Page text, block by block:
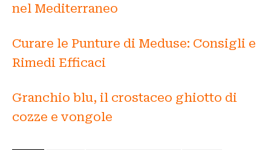
nel Mediterraneo
Curare le Punture di Meduse: Consigli e
Rimedi Efficaci
Granchio blu, il crostaceo ghiotto di
cozze e vongole